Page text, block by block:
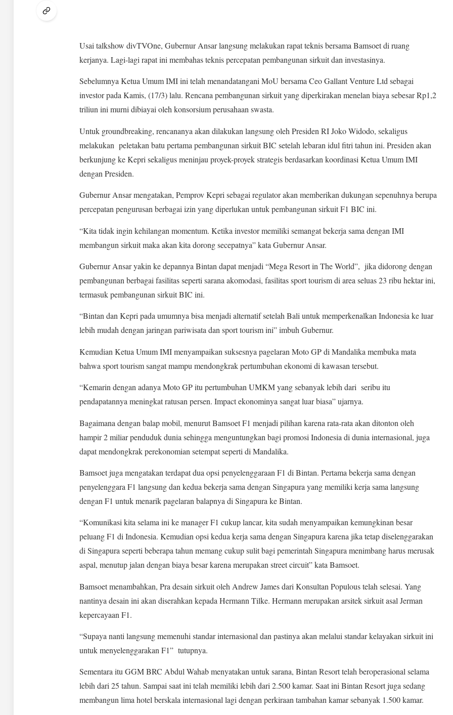
Usai talkshow divTVOne, Gubernur Ansar langsung melakukan rapat teknis bersama Bamsoet di ruang
kerjanya. Lagi-lagi rapat ini membahas teknis percepatan pembangunan sirkuit dan investasinya.
Sebelumnya Ketua Umum IMI ini telah menandatangani MoU bersama Ceo Gallant Venture Ltd sebagai
investor pada Kamis, (17/3) lalu. Rencana pembangunan sirkuit yang diperkirakan menelan biaya sebesar Rp1,2
triliun ini murni dibiayai oleh konsorsium perusahaan swasta.
Untuk groundbreaking, rencananya akan dilakukan langsung oleh Presiden RI Joko Widodo, sekaligus
melakukan peletakan batu pertama pembangunan sirkuit BIC setelah lebaran idul fitri tahun ini. Presiden akan
berkunjung ke Kepri sekaligus meninjau proyek-proyek strategis berdasarkan koordinasi Ketua Umum IMI
dengan Presiden.
Gubernur Ansar mengatakan, Pemprov Kepri sebagai regulator akan memberikan dukungan sepenuhnya berupa
percepatan pengurusan berbagai izin yang diperlukan untuk pembangunan sirkuit F1 BIC ini.
“Kita tidak ingin kehilangan momentum. Ketika investor memiliki semangat bekerja sama dengan IMI
membangun sirkuit maka akan kita dorong secepatnya” kata Gubernur Ansar.
Gubernur Ansar yakin ke depannya Bintan dapat menjadi “Mega Resort in The World”, jika didorong dengan
pembangunan berbagai fasilitas seperti sarana akomodasi, fasilitas sport tourism di area seluas 23 ribu hektar ini,
termasuk pembangunan sirkuit BIC ini.
“Bintan dan Kepri pada umumnya bisa menjadi alternatif setelah Bali untuk memperkenalkan Indonesia ke luar
lebih mudah dengan jaringan pariwisata dan sport tourism ini” imbuh Gubernur.
Kemudian Ketua Umum IMI menyampaikan suksesnya pagelaran Moto GP di Mandalika membuka mata
bahwa sport tourism sangat mampu mendongkrak pertumbuhan ekonomi di kawasan tersebut.
“Kemarin dengan adanya Moto GP itu pertumbuhan UMKM yang sebanyak lebih dari seribu itu
pendapatannya meningkat ratusan persen. Impact ekonominya sangat luar biasa” ujarnya.
Bagaimana dengan balap mobil, menurut Bamsoet F1 menjadi pilihan karena rata-rata akan ditonton oleh
hampir 2 miliar penduduk dunia sehingga menguntungkan bagi promosi Indonesia di dunia internasional, juga
dapat mendongkrak perekonomian setempat seperti di Mandalika.
Bamsoet juga mengatakan terdapat dua opsi penyelenggaraan F1 di Bintan. Pertama bekerja sama dengan
penyelenggara F1 langsung dan kedua bekerja sama dengan Singapura yang memiliki kerja sama langsung
dengan F1 untuk menarik pagelaran balapnya di Singapura ke Bintan.
“Komunikasi kita selama ini ke manager F1 cukup lancar, kita sudah menyampaikan kemungkinan besar
peluang F1 di Indonesia. Kemudian opsi kedua kerja sama dengan Singapura karena jika tetap diselenggarakan
di Singapura seperti beberapa tahun memang cukup sulit bagi pemerintah Singapura menimbang harus merusak
aspal, menutup jalan dengan biaya besar karena merupakan street circuit” kata Bamsoet.
Bamsoet menambahkan, Pra desain sirkuit oleh Andrew James dari Konsultan Populous telah selesai. Yang
nantinya desain ini akan diserahkan kepada Hermann Tilke. Hermann merupakan arsitek sirkuit asal Jerman
kepercayaan F1.
“Supaya nanti langsung memenuhi standar internasional dan pastinya akan melalui standar kelayakan sirkuit ini
untuk menyelenggarakan F1” tutupnya.
Sementara itu GGM BRC Abdul Wahab menyatakan untuk sarana, Bintan Resort telah beroperasional selama
lebih dari 25 tahun. Sampai saat ini telah memiliki lebih dari 2.500 kamar. Saat ini Bintan Resort juga sedang
membangun lima hotel berskala internasional lagi dengan perkiraan tambahan kamar sebanyak 1.500 kamar.